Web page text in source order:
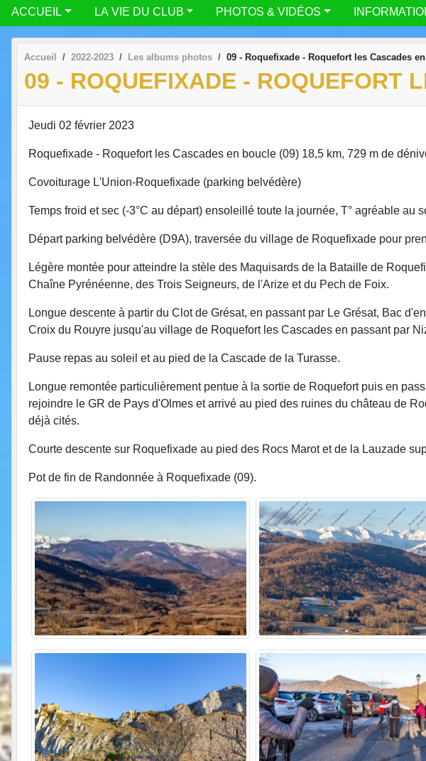
ACCUEIL LA VIE DU CLUB PHOTOS & VIDÉOS
Accueil 2022-2023 Les albums photos 09 - Roquefixade - Roquefort les Cascades
09 - ROQUEFIXADE - ROQUEFORT
Jeudi 02 février 2023
Roquefixade - Roquefort les Cascades en boucle (09) 18,5 km, 729 m de
Covoiturage L'Union-Roquefixade (parking belvédère)
Temps froid et sec (-3°C au départ) ensoleillé toute la journée, T° agréable au
Départ parking belvédère (D9A), traversée du village de Roquefixade pour
Légère montée pour atteindre la stèle des Maquisards de la Bataille de
Chaîne Pyrénéenne, des Trois Seigneurs, de l'Arize et du Pech de Foix.
Longue descente à partir du Clot de Grésat, en passant par Le Grésat, Bac
Croix du Rouyre jusqu'au village de Roquefort les Cascades en passant par
Pause repas au soleil et au pied de la Cascade de la Turasse.
Longue remontée particulièrement pentue à la sortie de Roquefort puis en
rejoindre le GR de Pays d'Olmes et arrivé au pied des ruines du château de
déjà cités.
Courte descente sur Roquefixade au pied des Rocs Marot et de la Lauzade
Pot de fin de Randonnée à Roquefixade (09).